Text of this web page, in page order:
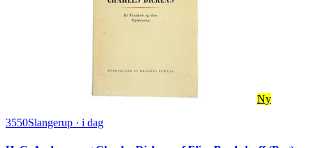
Ny
3550Slangerup · i dag